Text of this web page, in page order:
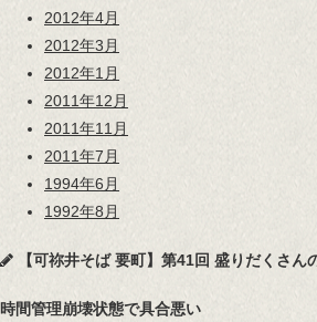
2012年4月
2012年3月
2012年1月
2011年12月
2011年11月
2011年7月
1994年6月
1992年8月
【可祢井そば 要町】第41回 盛りだくさ
時間管理崩壊状態で具合悪い